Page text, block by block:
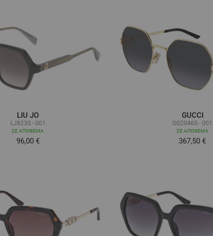
LIU JO
LJ823S - 001
ΣΕ ΑΠΌΘΕΜΑ
96,00 €
GUCCI
GG2046S - 001
ΣΕ ΑΠΌΘΕΜΑ
367,50 €